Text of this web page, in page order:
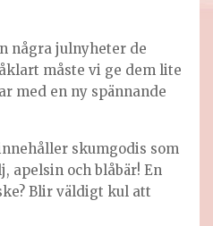
några julnyheter de
måste vi ge dem lite
med en ny spännande
skumgodis som
apelsin och blåbär! En
Blir väldigt kul att